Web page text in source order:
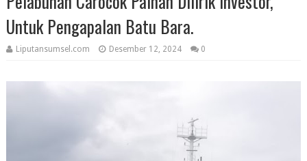
Untuk Pengapalan Batu Bara.
Liputansumsel.com Desember 12, 2024 0